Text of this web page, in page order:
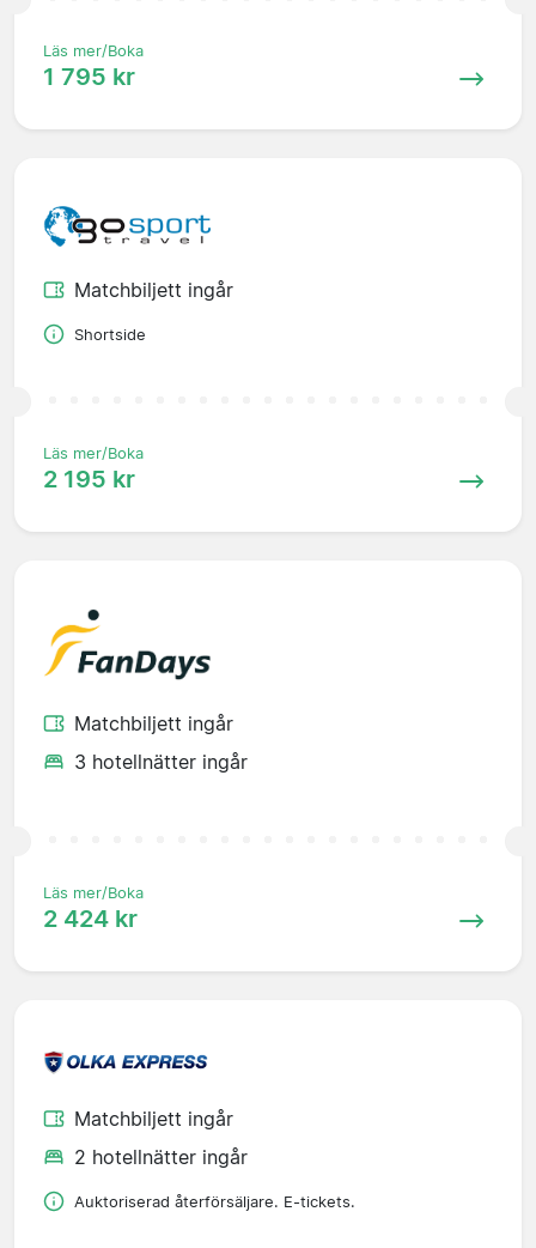
Läs mer/Boka
1 795 kr
Matchbiljett ingår
Shortside
Läs mer/Boka
2 195 kr
Matchbiljett ingår
3 hotellnätter ingår
Läs mer/Boka
2 424 kr
Matchbiljett ingår
2 hotellnätter ingår
Auktoriserad återförsäljare. E-tickets.